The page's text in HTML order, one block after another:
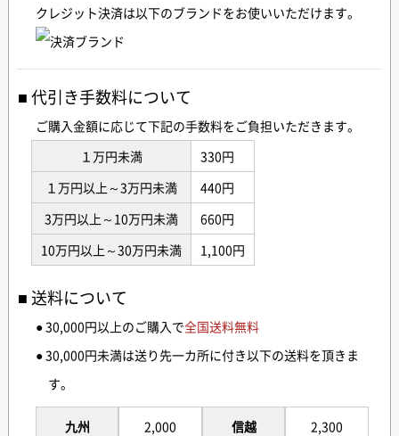
クレジット決済は以下のブランドをお使いいただけます。
代引き手数料について
ご購入金額に応じて下記の手数料をご負担いただきます。
１万円未満
330円
１万円以上～3万円未満
440円
3万円以上～10万円未満
660円
10万円以上～30万円未満
1,100円
送料について
● 30,000円以上のご購入で全国送料無料
● 30,000円未満は送り先一カ所に付き以下の送料を頂きま
す。
九州 2,000 信越 2,300